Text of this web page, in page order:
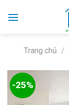
Trang chủ /
-25%